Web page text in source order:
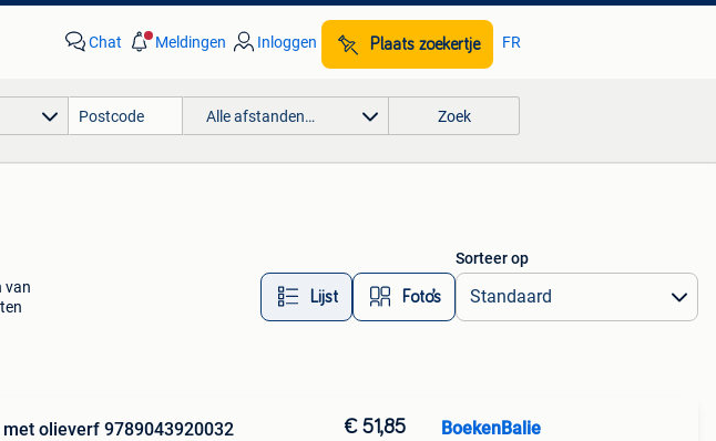
Chat Meldingen Inloggen Plaats zoekertje FR
Alle afstanden… Zoek
van
Lijst Foto’s
Sorteer op
olieverf 9789043920032
€ 51,85 BoekenBalie